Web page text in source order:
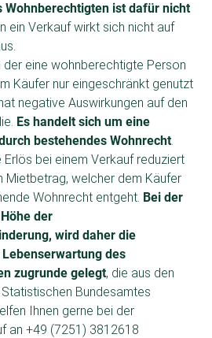
Wohnberechtigten ist dafür nicht
ein Verkauf wirkt sich nicht auf
der eine wohnberechtigte Person
Käufer nur eingeschränkt genutzt
negative Auswirkungen auf den
Es handelt sich um eine
bestehendes Wohnrecht.
Erlös bei einem Verkauf reduziert
Mietbetrag, welcher dem Käufer
Wohnrecht entgeht. Bei der
der
wird daher die
des
zugrunde gelegt, die aus den
Bundesamtes
Ihnen gerne bei der
an +49 (7251) 3812618